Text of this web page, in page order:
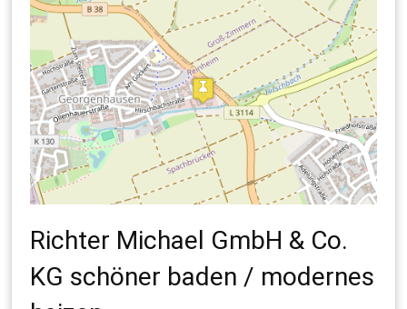
Richter Michael GmbH & Co.
KG schöner baden / modernes